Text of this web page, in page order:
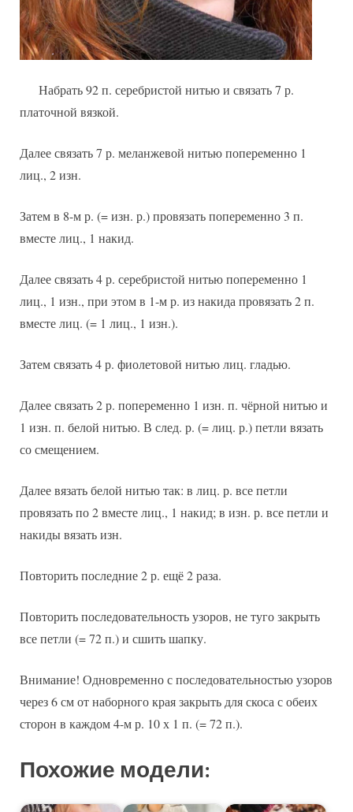
Набрать 92 п. серебристой нитью и связать 7 р.
платочной вязкой.
Далее связать 7 р. меланжевой нитью попеременно 1
лиц., 2 изн.
Затем в 8-м р. (= изн. р.) провязать попеременно 3 п.
вместе лиц., 1 накид.
Далее связать 4 р. серебристой нитью попеременно 1
лиц., 1 изн., при этом в 1-м р. из накида провязать 2 п.
вместе лиц. (= 1 лиц., 1 изн.).
Затем связать 4 р. фиолетовой нитью лиц. гладью.
Далее связать 2 р. попеременно 1 изн. п. чёрной нитью и
1 изн. п. белой нитью. В след. р. (= лиц. р.) петли вязать
со смещением.
Далее вязать белой нитью так: в лиц. р. все петли
провязать по 2 вместе лиц., 1 накид; в изн. р. все петли и
накиды вязать изн.
Повторить последние 2 р. ещё 2 раза.
Повторить последовательность узоров, не туго закрыть
все петли (= 72 п.) и сшить шапку.
Внимание! Одновременно с последовательностью узоров
через 6 см от наборного края закрыть для скоса с обеих
сторон в каждом 4-м р. 10 х 1 п. (= 72 п.).
Похожие модели: